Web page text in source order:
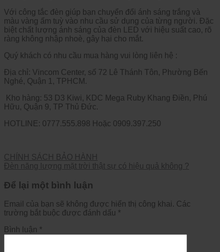
Với công tắc đèn giúp bạn chuyển đổi ánh sáng trắng và
màu vàng ấm tuỳ vào nhu cầu sử dụng của từng người. Đặc
biệt chất lượng ánh sáng của đèn LED với hiệu suất cao, rõ
ràng không nhập nhoè, gây hại cho mắt.
Quý khách có nhu cầu mua hàng vui lòng liên hệ :
Địa chỉ: Vincom Center, số 72 Lê Thánh Tôn, Phường Bến
Nghé, Quận 1, TPHCM.
Kho hàng: 53 D3 Kiwi, KDC Mega Ruby Khang Điền, Phú
Hữu, Quận 9, TP Thủ Đức.
HOTLINE: 0777.555.898 Hoặc 0909.397.250
CHÍNH SÁCH BẢO HÀNH
Đèn năng lượng mặt trời thật sự có hiệu quả không ?
Để lại một bình luận
Email của bạn sẽ không được hiển thị công khai. Các
trường bắt buộc được đánh dấu *
Bình luận *